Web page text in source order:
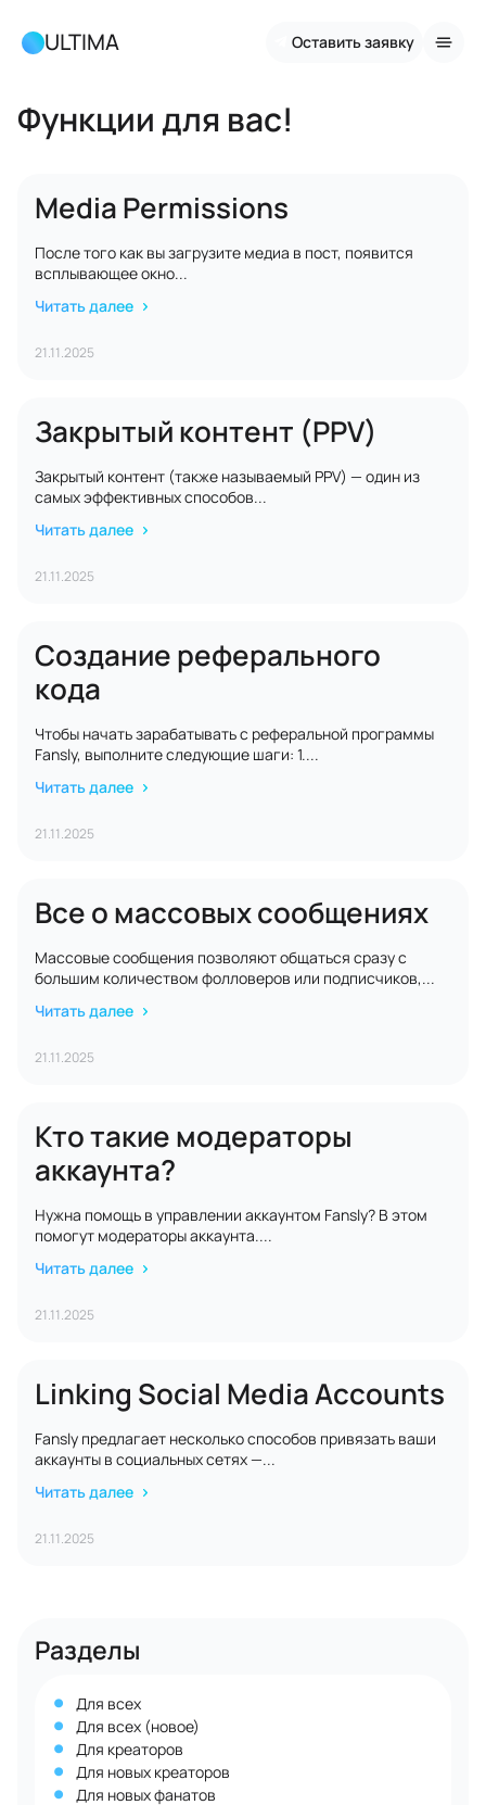
ULTIMA Оставить заявку
Функции для вас!
Media Permissions
После того как вы загрузите медиа в пост, появится
всплывающее окно...
Читать далее
21.11.2025
Закрытый контент (PPV)
Закрытый контент (также называемый PPV) — один из
самых эффективных способов...
Читать далее
21.11.2025
Создание реферального
кода
Чтобы начать зарабатывать с реферальной программы
Fansly, выполните следующие шаги: 1....
Читать далее
21.11.2025
Все о массовых сообщениях
Массовые сообщения позволяют общаться сразу с
большим количеством фолловеров или подписчиков,...
Читать далее
21.11.2025
Кто такие модераторы
аккаунта?
Нужна помощь в управлении аккаунтом Fansly? В этом
помогут модераторы аккаунта....
Читать далее
21.11.2025
Linking Social Media Accounts
Fansly предлагает несколько способов привязать ваши
аккаунты в социальных сетях —...
Читать далее
21.11.2025
Разделы
Для всех
Для всех (новое)
Для креаторов
Для новых креаторов
Для новых фанатов